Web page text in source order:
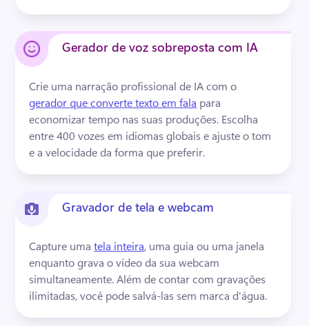
Gerador de voz sobreposta com IA
Crie uma narração profissional de IA com o
gerador que converte texto em fala para
economizar tempo nas suas produções. Escolha
entre 400 vozes em idiomas globais e ajuste o tom
e a velocidade da forma que preferir.
Gravador de tela e webcam
Capture uma tela inteira, uma guia ou uma janela
enquanto grava o vídeo da sua webcam
simultaneamente. Além de contar com gravações
ilimitadas, você pode salvá-las sem marca d'água.